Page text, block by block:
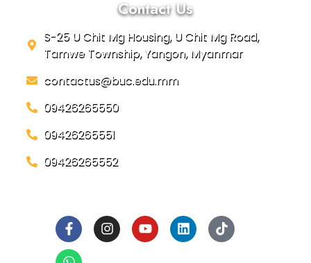
Contact Us
S-25 U Chit Mg Housing, U Chit Mg Road,
Tamwe Township, Yangon, Myanmar
contactus@buc.edu.mm
09426265550
09426265551
09426265552